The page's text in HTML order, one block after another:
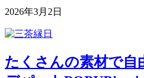
2026年3月2日
たくさんの素材で自